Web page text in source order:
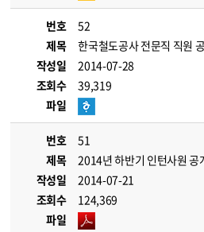
번호
52
제목
한국철도공사 전문직 직원
작성일
2014-07-28
조회수
39,319
파일
번호
51
제목
2014년 하반기 인턴사원 공
작성일
2014-07-21
조회수
124,369
파일